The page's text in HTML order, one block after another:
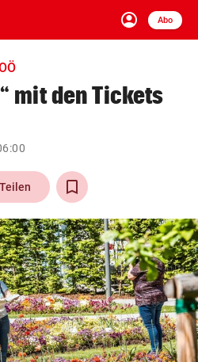
account_circle
Anmelden
Abo
close Schließen
arrow_right
mit den Tickets
Teilen